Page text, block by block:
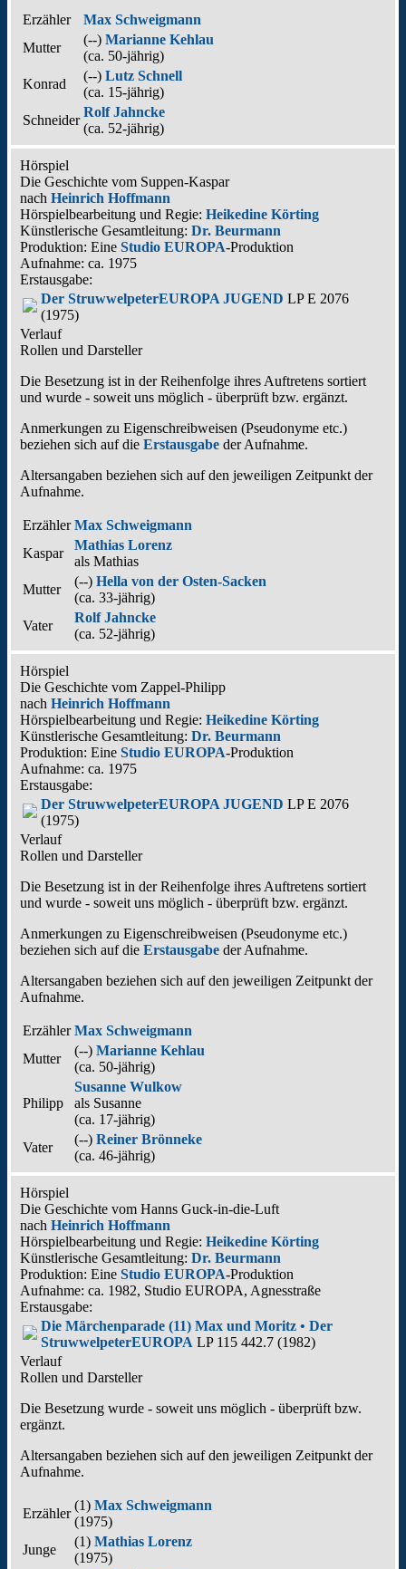
Erzähler
Max Schweigmann
Mutter
(--) Marianne Kehlau
(ca. 50‑jährig)
Konrad
(--) Lutz Schnell
(ca. 15‑jährig)
Schneider
Rolf Jahncke
(ca. 52‑jährig)
Hörspiel
Die Geschichte vom Suppen-Kaspar
nach Heinrich Hoffmann
Hörspielbearbeitung und Regie: Heikedine Körting
Künstlerische Gesamtleitung: Dr. Beurmann
Produktion: Eine Studio EUROPA-Produktion
Aufnahme: ca. 1975
Erstausgabe:
Der StruwwelpeterEUROPA JUGEND LP E 2076
(1975)
Verlauf
Rollen und Darsteller
Die Besetzung ist in derReihenfolge ihres Auftretens sortiert
und wurde - soweit uns möglich - überprüft bzw. ergänzt.
Anmerkungen zu Eigenschreibweisen (Pseudonyme etc.)
beziehen sich auf die Erstausgabe der Aufnahme.
Altersangaben beziehen sich auf den jeweiligen Zeitpunkt der
Aufnahme.
Erzähler Max Schweigmann
Kaspar
Mathias Lorenz
als Mathias
Mutter
(--) Hella von der Osten-Sacken
(ca. 33‑jährig)
Vater
Rolf Jahncke
(ca. 52‑jährig)
Hörspiel
Die Geschichte vom Zappel-Philipp
nach Heinrich Hoffmann
Hörspielbearbeitung und Regie: Heikedine Körting
Künstlerische Gesamtleitung: Dr. Beurmann
Produktion: Eine Studio EUROPA-Produktion
Aufnahme: ca. 1975
Erstausgabe:
Der StruwwelpeterEUROPA JUGEND LP E 2076
(1975)
Verlauf
Rollen und Darsteller
Die Besetzung ist in derReihenfolge ihres Auftretens sortiert
und wurde - soweit uns möglich - überprüft bzw. ergänzt.
Anmerkungen zu Eigenschreibweisen (Pseudonyme etc.)
beziehen sich auf die Erstausgabe der Aufnahme.
Altersangaben beziehen sich auf den jeweiligen Zeitpunkt der
Aufnahme.
Erzähler Max Schweigmann
Mutter
(--) Marianne Kehlau
(ca. 50‑jährig)
Philipp
Susanne Wulkow
als Susanne
(ca. 17‑jährig)
Vater
(--) Reiner Brönneke
(ca. 46‑jährig)
Hörspiel
Die Geschichte vom Hanns Guck-in-die-Luft
nach Heinrich Hoffmann
Hörspielbearbeitung und Regie: Heikedine Körting
Künstlerische Gesamtleitung: Dr. Beurmann
Produktion: Eine Studio EUROPA-Produktion
Aufnahme: ca. 1982, Studio EUROPA, Agnesstraße
Erstausgabe:
Die Märchenparade (11) Max und Moritz • Der
StruwwelpeterEUROPA LP 115 442.7 (1982)
Verlauf
Rollen und Darsteller
Die Besetzung wurde - soweit uns möglich - überprüft bzw.
ergänzt.
Altersangaben beziehen sich auf den jeweiligen Zeitpunkt der
Aufnahme.
Erzähler
(1) Max Schweigmann
(1975)
Junge
(1) Mathias Lorenz
(1975)